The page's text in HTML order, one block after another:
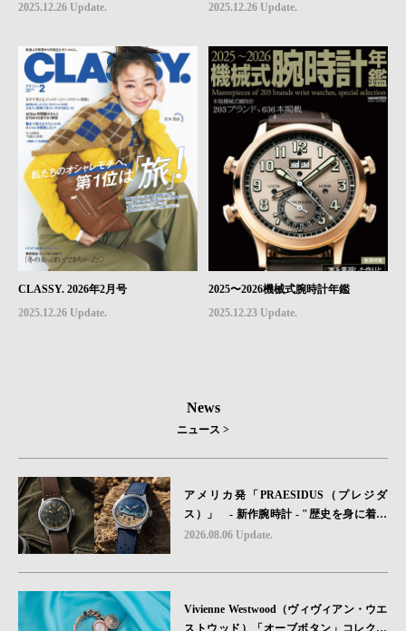
2025.12.26 Update.
2025.12.26 Update.
CLASSY. 2026年2月号
2025.12.26 Update.
2025〜2026機械式腕時計年鑑
2025.12.23 Update.
News
ニュース >
アメリカ発「PRAESIDUS（プレジダ
ス）」 - 新作腕時計 - "歴史を身に着け
る“ -戦場を駆け抜けたWillys MBのボンネ
砂を文字盤に閉じ込めた「A-11」コレク
2026.08.06 Update.
Vivienne Westwood（ヴィヴィアン・ウエ
ストウッド）「オーブボタン」コレクシ